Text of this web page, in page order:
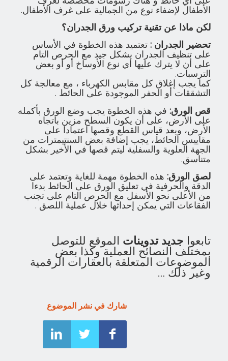
الأطفال لإضفاء نوع من الجمالية على غرف الأطفال.
لكن ماذا عن تقنية تركيب ورق الجدران؟
تحضير الجدران :تعتميد هذه الخطوة في الأساس
على تنظيف الجدران بشكل جيد مع الحرص التام
على أن لا يترك عليها أي نوع الأوساخ أو أو بعض
الترسبات.
كما يجب إغلاق كل مقابس الكهرباء ، مع معالجة كل
التشققات أو الحفر الموجودة على الحائط .
قص الورق:في هذه الخطوة يجب وضع الورق بأكمله
على الأرض، على أن يكون السطح مزين باتجاه
الأرض، وبعد قياس القطع وقصها اعتمادا على
مقاييس الحائط، يجب إضافة بعض السنتيمترات من
الجهة العلوية والسفلية ليتم قصها في الأخير بشكل
متناسق.
لصق الورق:هذه الخطوة مهمة للغاية وتعتمد على
الدقة والحرفية في تعليق الورق على الحائط بدءا
من الأعلى نحو الأسفل مع الحرص التام على تجنب
الفقاعات التي يمكن إحداثها خلال عملية اللصق .
تابعوا جديد تدوينات الموقع للتوصل
بمختلف النصائح العملية وكذا بعض
الموضوعات المتعلقة بالعقارات الرقمية
وغير ذلك …
شارك في نشر الموضوع